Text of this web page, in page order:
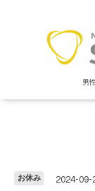
男
お休み 2024-09-